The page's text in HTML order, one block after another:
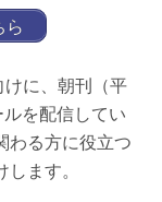
ら
けに、朝刊（平
を配信してい
わる方に役立つ
ます。